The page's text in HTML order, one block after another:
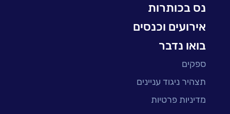
נס בכותרות
אירועים וכנסים
בואו נדבר
ספקים
תצהיר ניגוד עניינים
מדיניות פרטיות